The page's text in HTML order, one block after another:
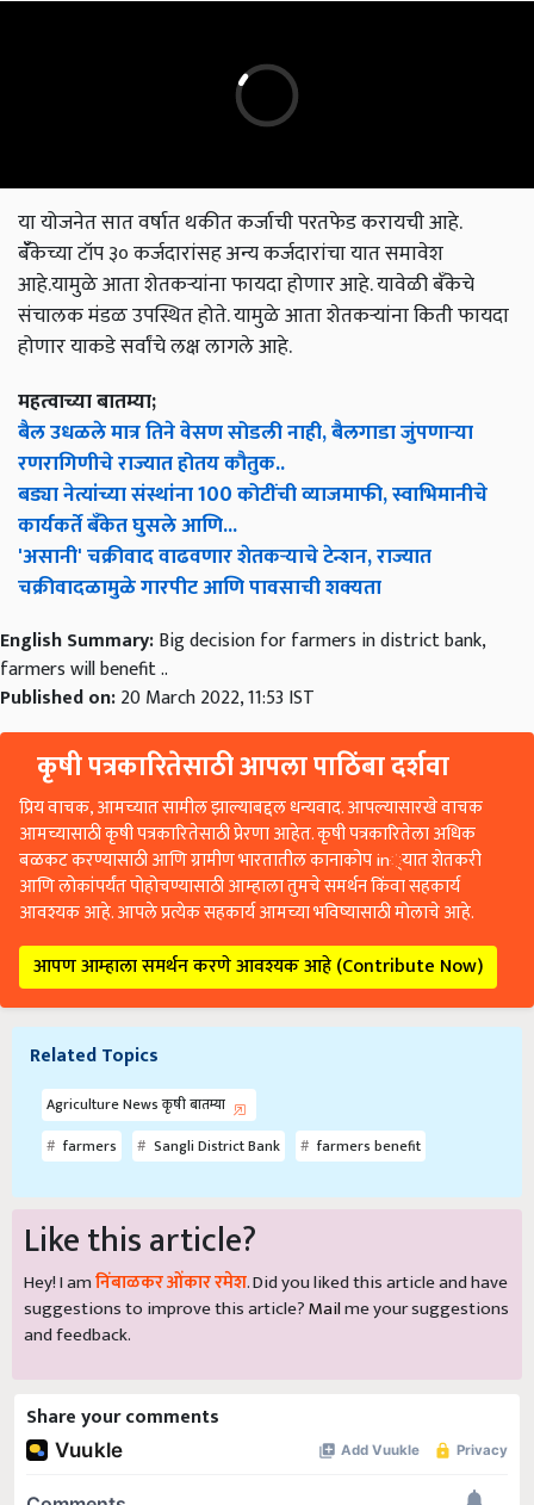
या योजनेत सात वर्षात थकीत कर्जाची परतफेड करायची आहे.
बॅँकेच्या टॉप ३० कर्जदारांसह अन्य कर्जदारांचा यात समावेश
आहे.यामुळे आता शेतकऱ्यांना फायदा होणार आहे. यावेळी बँकेचे
संचालक मंडळ उपस्थित होते. यामुळे आता शेतकऱ्यांना किती फायदा
होणार याकडे सर्वांचे लक्ष लागले आहे.
महत्वाच्या बातम्या;
बैल उधळले मात्र तिने वेसण सोडली नाही, बैलगाडा जुंपणाऱ्या
रणरागिणीचे राज्यात होतय कौतुक..
बड्या नेत्यांच्या संस्थांना 100 कोटींची व्याजमाफी, स्वाभिमानीचे
कार्यकर्ते बँकेत घुसले आणि...
'असानी' चक्रीवाद वाढवणार शेतकऱ्याचे टेन्शन, राज्यात
चक्रीवादळामुळे गारपीट आणि पावसाची शक्यता
English Summary:Big decision for farmers in district bank,
farmers will benefit ..
Published on:20 March 2022, 11:53 IST
कृषी पत्रकारितेसाठी आपला पाठिंबा दर्शवा
प्रिय वाचक, आमच्यात सामील झाल्याबद्दल धन्यवाद. आपल्यासारखे वाचक
आमच्यासाठी कृषी पत्रकारितेसाठी प्रेरणा आहेत. कृषी पत्रकारितेला अधिक
बळकट करण्यासाठी आणि ग्रामीण भारतातील कानाकोप in्यात शेतकरी
आणि लोकांपर्यंत पोहोचण्यासाठी आम्हाला तुमचे समर्थन किंवा सहकार्य
आवश्यक आहे. आपले प्रत्येक सहकार्य आमच्या भविष्यासाठी मोलाचे आहे.
आपण आम्हाला समर्थन करणे आवश्यक आहे (Contribute Now)
Related Topics
Agriculture News कृषी बातम्या
farmers
Sangli District Bank farmers benefit
Like this article?
Hey! I amनिंबाळकर ओंकार रमेश. Did you liked this article and have
suggestions to improve this article?Mailme your suggestions
and feedback.
Share your comments